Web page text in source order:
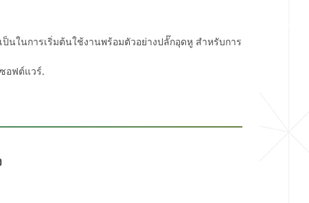
ในการเริ่มต้นใช้งานพร้อมตัวอย่างปลั๊กอุดหู สำหรับการ
อฟต์แวร์.